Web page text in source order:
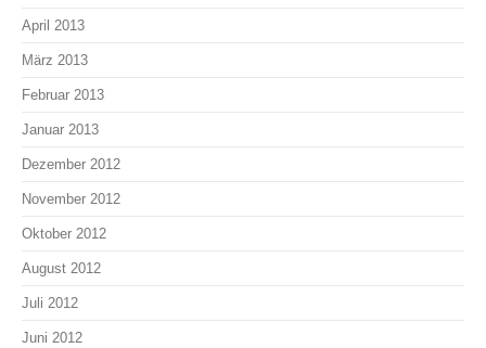
April 2013
März 2013
Februar 2013
Januar 2013
Dezember 2012
November 2012
Oktober 2012
August 2012
Juli 2012
Juni 2012